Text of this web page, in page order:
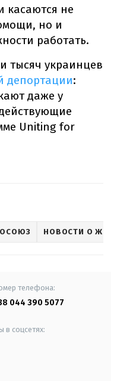
касаются не
но и
работать.
тысяч украинцев
депортации:
даже у
Uniting for
НОВОСТИ О
телефона:
044 390 5077
в соцсетях: